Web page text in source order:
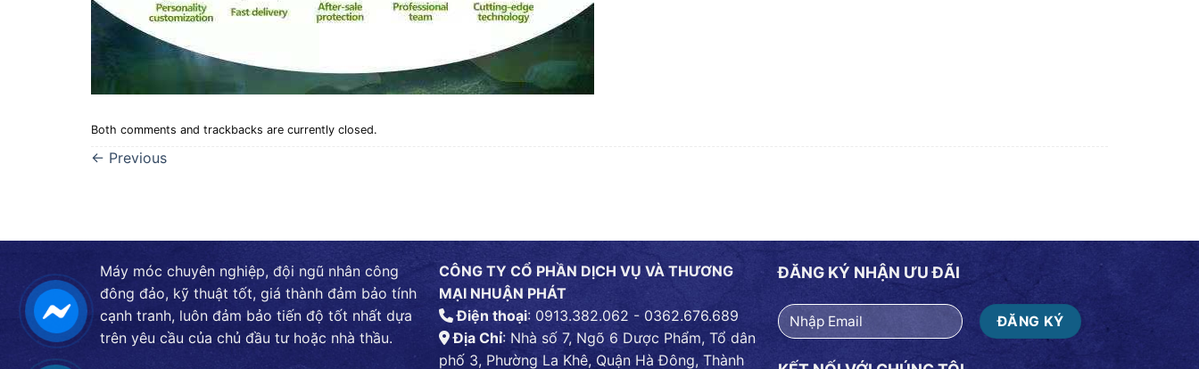
Both comments and trackbacks are currently closed.
← Previous
Máy móc chuyên nghiệp, đội ngũ nhân công
đông đảo, kỹ thuật tốt, giá thành đảm bảo tính
cạnh tranh, luôn đảm bảo tiến độ tốt nhất dựa
trên yêu cầu của chủ đầu tư hoặc nhà thầu.
CÔNG TY CỔ PHẦN DỊCH VỤ VÀ THƯƠNG
MẠI NHUẬN PHÁT
Điện thoại: 0913.382.062 - 0362.676.689
Địa Chỉ: Nhà số 7, Ngõ 6 Dược Phẩm, Tổ dân
phố 3, Phường La Khê, Quận Hà Đông, Thành
ĐĂNG KÝ NHẬN ƯU ĐÃI